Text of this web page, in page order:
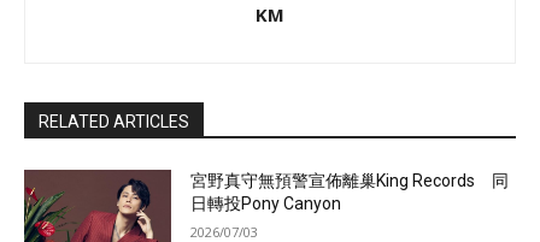
KM
RELATED ARTICLES
宮野真守無預警宣佈離巢King Records 同
日轉投Pony Canyon
2026/07/03